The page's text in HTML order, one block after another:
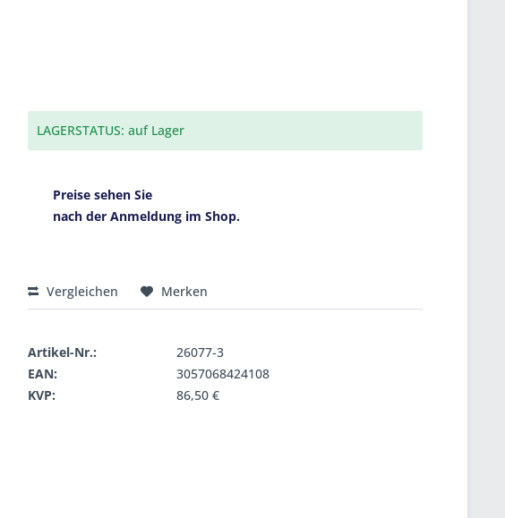
LAGERSTATUS: auf Lager
Preise sehen Sie
nach der Anmeldung im Shop.
Vergleichen Merken
Artikel-Nr.:
26077-3
EAN:
3057068424108
KVP:
86,50 €